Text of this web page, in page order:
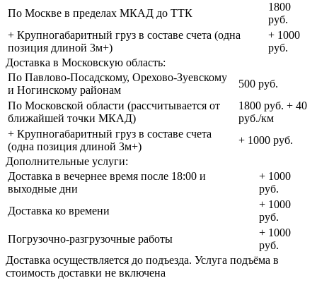
По Москве в пределах МКАД до ТТК
1800
руб.
+ Крупногабаритный груз в составе счета (одна
позиция длиной 3м+)
+ 1000
руб.
Доставка в Московскую область:
По Павлово-Посадскому, Орехово-Зуевскому
и Ногинскому районам
500 руб.
По Московской области (рассчитывается от
ближайшей точки МКАД)
1800 руб. + 40
руб./км
+ Крупногабаритный груз в составе счета
(одна позиция длиной 3м+)
+ 1000 руб.
Дополнительные услуги:
Доставка в вечернее время после 18:00 и
выходные дни
+ 1000
руб.
Доставка ко времени
+ 1000
руб.
Погрузочно-разгрузочные работы
+ 1000
руб.
Доставка осуществляется до подъезда. Услуга подъёма в
стоимость доставки не включена